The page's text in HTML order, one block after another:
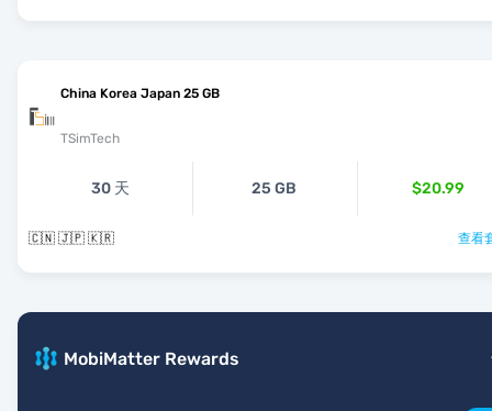
China Korea Japan 25 GB
TSimTech
30 天 25 GB $20.99
🇨🇳 🇯🇵 🇰🇷 查看
MobiMatter Rewards